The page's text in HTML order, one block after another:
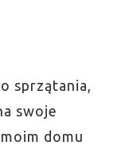
sprzątania,
swoje
domu